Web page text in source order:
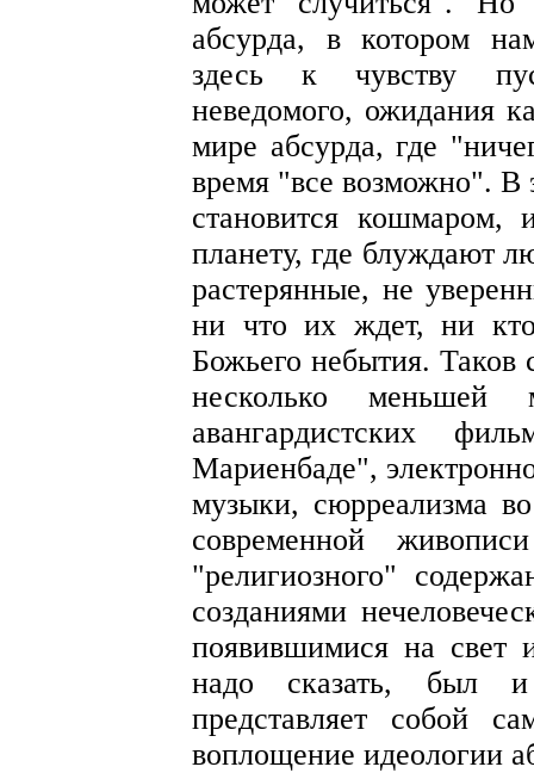
абсурда, в котором
здесь к чувству
неведомого, ожидания
мире абсурда, где
время "все возможно". В
становится
планету, где блуждают
растерянные, не
ни что их ждет, ни
Божьего небытия.
несколько меньшей
авангардистских
Мариенбаде",
музыки, сюрреализма
современной
"религиозного"
созданиями
появившимися на свет
надо сказать, был
представляет собой
воплощение идеологии